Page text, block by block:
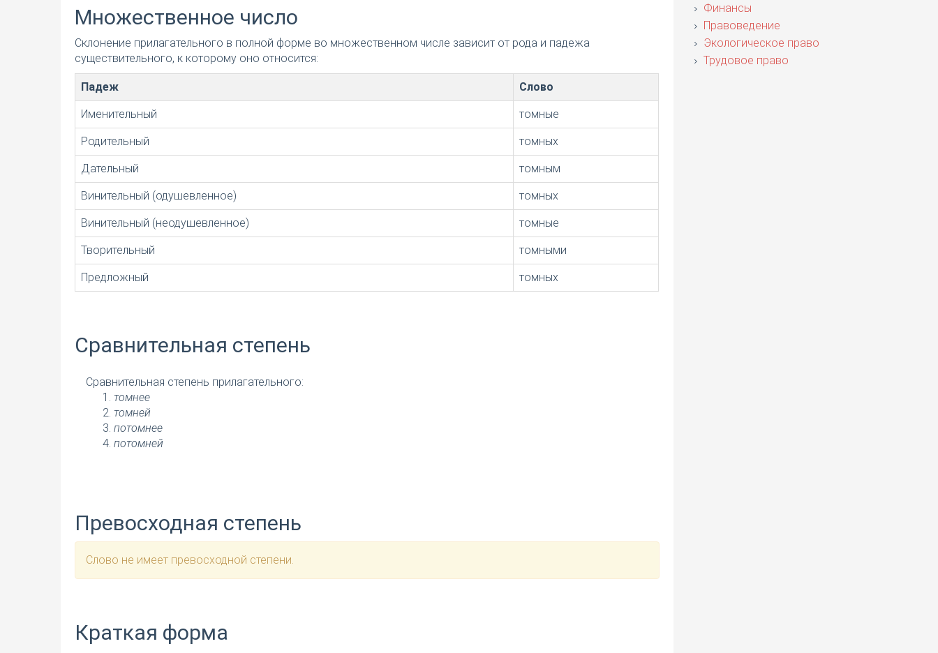
Множественное число
Склонение прилагательного в полной форме во множественном числе зависит от рода и падежа
существительного, к которому оно относится:
Падеж Слово
Именительный томные
Родительный томных
Дательный томным
Винительный (одушевленное) томных
Винительный (неодушевленное) томные
Творительный томными
Предложный томных
Сравнительная степень
Сравнительная степень прилагательного:
томнее
томней
потомнее
потомней
Превосходная степень
Слово не имеет превосходной степени.
Краткая форма
Финансы
Правоведение
Экологическое право
Трудовое право